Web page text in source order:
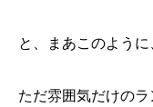
と、まあこのように
ただ雰囲気だけの